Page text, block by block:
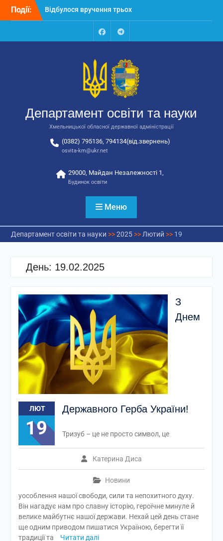
Перейти
Події:
Відбулося вручення трьох
автобусів для потреб
Відбулося засідання
освіти та науки обласної
державної адміністрації
Відбулась обласна
національно-патріотичне
виховання
FacebookTalegram
Департамент освіти та науки
Хмельницької обласної державної адміністрації
(0382) 795136, 794134(від.звернень)
osvita-km@ukr.net
29000, Майдан Незалежності 1,
Будинок освіти
Меню
Департамент освіти та науки >>2025>> Лютий >> 19
День: 19.02.2025
ЛЮТ
19
З
Днем
Державного Герба України!
Катерина Диса
Новини
Тризуб – це не просто символ, це
уособлення нашої свободи, сили та непохитного духу.
Він нагадує нам про славну історію, героїчне минуле й
велике майбутнє нашої держави. Нехай цей день стане
ще одним приводом пишатися Україною, берегти її
традиції та
Читати далі